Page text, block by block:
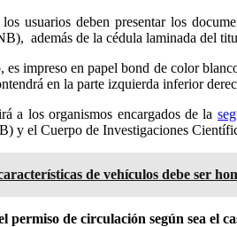
los usuarios deben presentar los
además de la cédula laminada del
es impreso en papel bond de color
en la parte izquierda inferior
a los organismos encargados de la
y el Cuerpo de Investigaciones
de vehículos debe ser
permiso de circulación según sea el